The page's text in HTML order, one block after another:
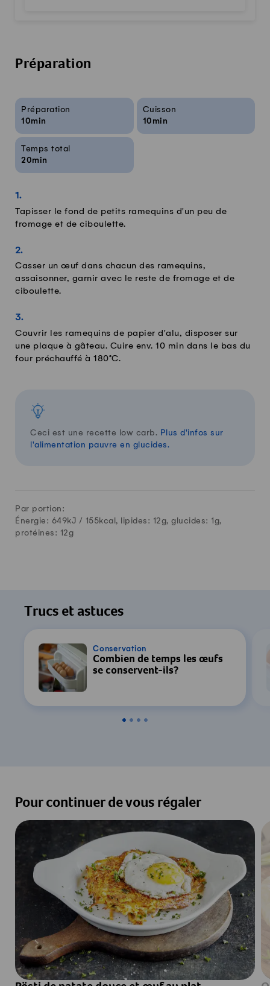
Préparation
Infos sur la recette
Préparation
10min
Cuisson
10min
Temps total
20min
Tapisser le fond de petits ramequins d'un peu de
fromage et de ciboulette.
Casser un œuf dans chacun des ramequins,
assaisonner, garnir avec le reste de fromage et de
ciboulette.
Couvrir les ramequins de papier d'alu, disposer sur
une plaque à gâteau. Cuire env. 10 min dans le bas du
four préchauffé à 180°C.
Ceci est une recette low carb. Plus d'infos sur
l'alimentation pauvre en glucides.
Par portion:
Énergie: 649kJ / 155kcal, lipides: 12g, glucides: 1 g,
protéines: 12g
Trucs et astuces
Conservation
Combien de temps les œufs
se conservent-ils?
Pour continuer de vous régaler